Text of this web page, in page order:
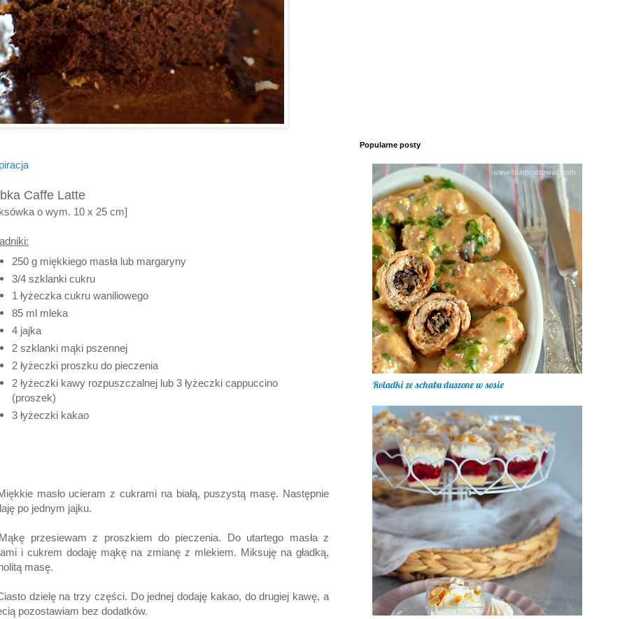
Caffe Latte
o wym. 10 x 25 cm]
250 g miękkiego masła lub margaryny
3/4 szklanki cukru
1 łyżeczka cukru waniliowego
85 ml mleka
4 jajka
2 szklanki mąki pszennej
2 łyżeczki proszku do pieczenia
2 łyżeczki kawy rozpuszczalnej lub 3 łyżeczki cappuccino
(proszek)
3 łyżeczki kakao
masło ucieram z cukrami na białą, puszystą masę. Następnie
po jednym jajku.
przesiewam z proszkiem do pieczenia. Do utartego masła z
i cukrem dodaję mąkę na zmianę z mlekiem. Miksuję na gładką,
masę.
dzielę na trzy części. Do jednej dodaję kakao, do drugiej kawę, a
pozostawiam bez dodatków.
Popularne posty
Roladki ze schabu duszone w sosie